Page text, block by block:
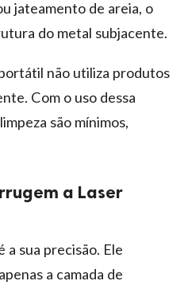
jateamento de areia, o
do metal subjacente.
não utiliza produtos
Com o uso dessa
são mínimos,
a Laser
a sua precisão. Ele
a camada de